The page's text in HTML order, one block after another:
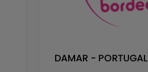
DAMAR - PORTUGAL